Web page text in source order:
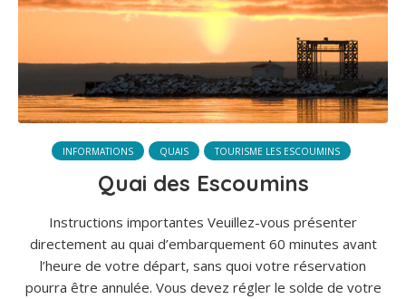
INFORMATIONS QUAIS TOURISME LES ESCOUMINS
Quai des Escoumins
Instructions importantes Veuillez-vous présenter
directement au quai d’embarquement 60 minutes avant
l’heure de votre départ, sans quoi votre réservation
pourra être annulée. Vous devez régler le solde de votre